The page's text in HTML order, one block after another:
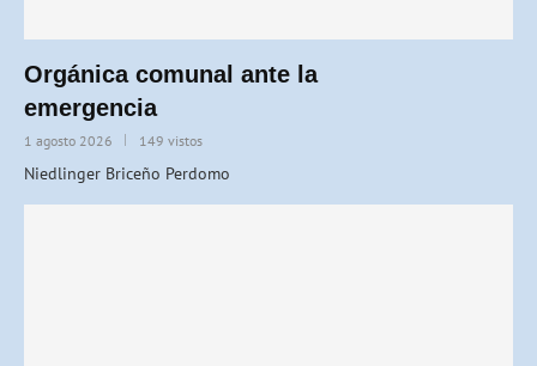
Orgánica comunal ante la
emergencia
1 agosto 2026 149 vistos
Niedlinger Briceño Perdomo